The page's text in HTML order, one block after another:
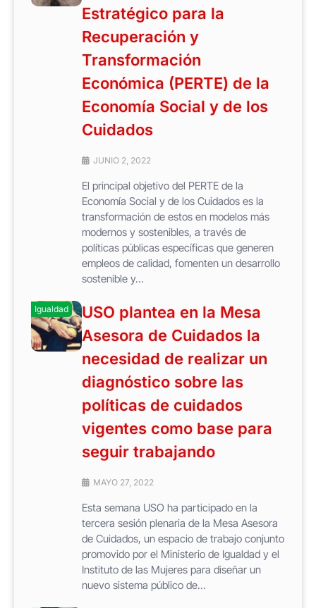
Estratégico para la
Recuperación y
Transformación
Económica (PERTE) de la
Economía Social y de los
Cuidados
JUNIO 2, 2022
El principal objetivo del PERTE de la
Economía Social y de los Cuidados es la
transformación de estos en modelos más
modernos y sostenibles, a través de
políticas públicas específicas que generen
empleos de calidad, fomenten un desarrollo
sostenible y...
Igualdad
USO plantea en la Mesa
Asesora de Cuidados la
necesidad de realizar un
diagnóstico sobre las
políticas de cuidados
vigentes como base para
seguir trabajando
MAYO 27, 2022
Esta semana USO ha participado en la
tercera sesión plenaria de la Mesa Asesora
de Cuidados, un espacio de trabajo conjunto
promovido por el Ministerio de Igualdad y el
Instituto de las Mujeres para diseñar un
nuevo sistema público de...